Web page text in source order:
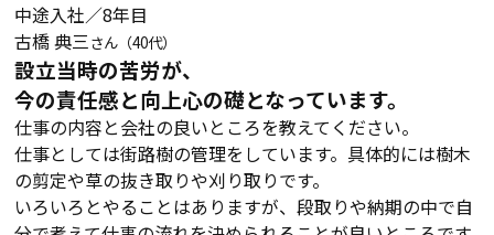
中途入社／8年目
古橋 典三さん（40代）
設立当時の苦労が、
今の責任感と向上心の礎となっています。
仕事の内容と会社の良いところを教えてください。
仕事としては街路樹の管理をしています。具体的には樹木
の剪定や草の抜き取りや刈り取りです。
いろいろとやることはありますが、段取りや納期の中で自